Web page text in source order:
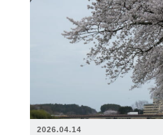
2026.04.14